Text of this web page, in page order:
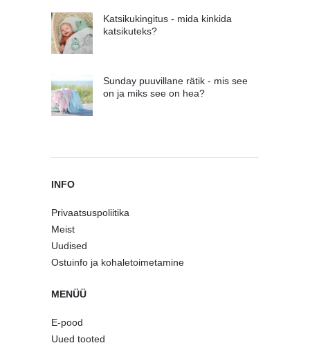
Katsikukingitus - mida kinkida
katsikuteks?
Sunday puuvillane rätik - mis see
on ja miks see on hea?
INFO
Privaatsuspoliitika
Meist
Uudised
Ostuinfo ja kohaletoimetamine
MENÜÜ
E-pood
Uued tooted